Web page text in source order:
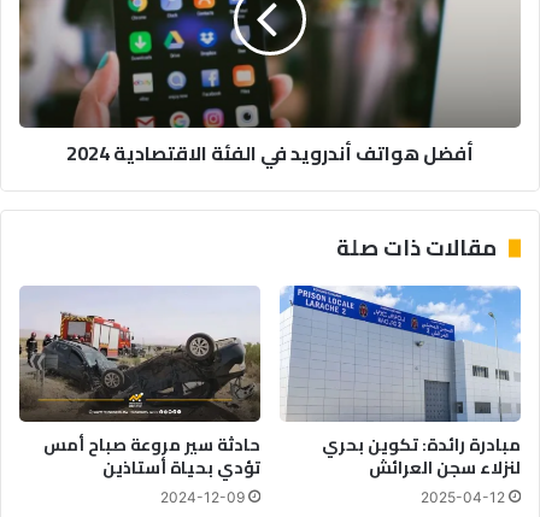
أفضل هواتف أندرويد في الفئة الاقتصادية 2024
مقالات ذات صلة
مبادرة رائدة: تكوين بحري
لنزلاء سجن العرائش
2025-04-12
حادثة سير مروعة صباح أمس
تؤدي بحياة أستاذين
2024-12-09